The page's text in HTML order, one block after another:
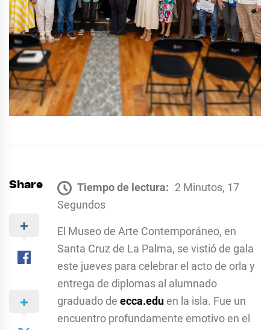
Share Tiempo de lectura: 2 Minutos, 17
Segundos
El Museo de Arte Contemporáneo, en
Santa Cruz de La Palma, se vistió de gala
este jueves para celebrar el acto de orla y
entrega de diplomas al alumnado
graduado de ecca.edu en la isla. Fue un
encuentro profundamente emotivo en el